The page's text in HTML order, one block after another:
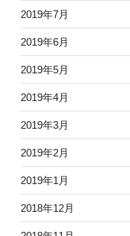
2019年7月
2019年6月
2019年5月
2019年4月
2019年3月
2019年2月
2019年1月
2018年12月